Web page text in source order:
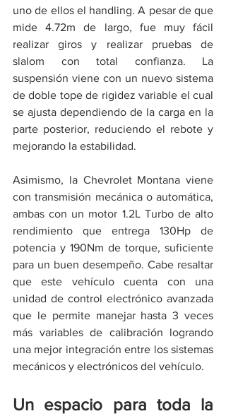
uno de ellos el handling. A pesar de que
mide 4.72m de largo, fue muy fácil
realizar giros y realizar pruebas de
slalom con total confianza. La
suspensión viene con un nuevo sistema
de doble tope de rigidez variable el cual
se ajusta dependiendo de la carga en la
parte posterior, reduciendo el rebote y
mejorando la estabilidad.
Asimismo, la Chevrolet Montana viene
con transmisión mecánica o automática,
ambas con un motor 1.2L Turbo de alto
rendimiento que entrega 130Hp de
potencia y 190Nm de torque, suficiente
para un buen desempeño. Cabe resaltar
que este vehículo cuenta con una
unidad de control electrónico avanzada
que le permite manejar hasta 3 veces
más variables de calibración logrando
una mejor integración entre los sistemas
mecánicos y electrónicos del vehículo.
Un espacio para toda la